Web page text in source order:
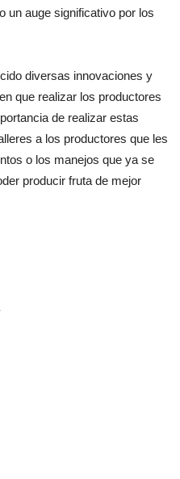
un auge significativo por los
diversas innovaciones y
que realizar los productores
de realizar estas
a los productores que les
o los manejos que ya se
producir fruta de mejor